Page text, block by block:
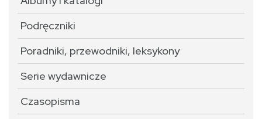
Podręczniki
Poradniki, przewodniki, leksykony
Serie wydawnicze
Czasopisma